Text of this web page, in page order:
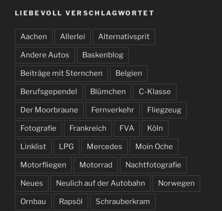
LIEBEVOLL VERSCHLAGWORTET
Aachen Allerlei Alternativsprit
Andere Autos Baskenblog
Beiträge mit Sternchen Belgien
Berufsgependel Blümchen C-Klasse
Der Moorbraune Fernverkehr Fliegzeug
Fotografie Frankreich FVA Köln
Linklist LPG Mercedes Moin Oche
Motorfliegen Motorrad Nachtfotografie
Neues Neulich auf der Autobahn Norwegen
Ornbau Rapsöl Schrauberkram